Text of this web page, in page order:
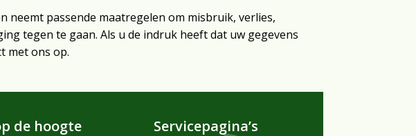
neemt passende maatregelen om misbruik, verlies,
tegen te gaan. Als u de indruk heeft dat uw gegevens
met ons op.
de hoogte Servicepagina’s